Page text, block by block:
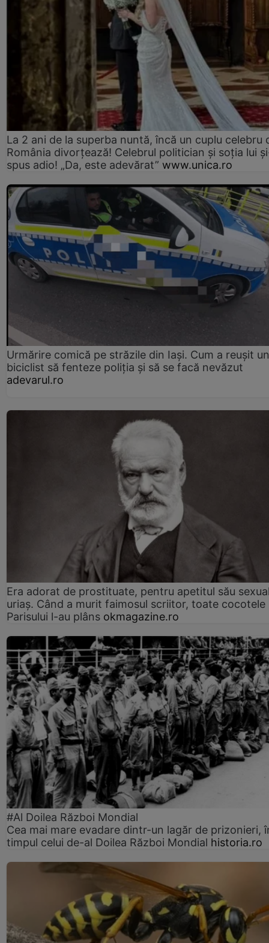
La 2 ani de la superba nuntă, încă un cuplu celebru
România divorțează! Celebrul politician și soția lui
spus adio! „Da, este adevărat” www.unica.ro
Urmărire comică pe străzile din Iași. Cum a reușit un
biciclist să fenteze poliția și să se facă nevăzut
adevarul.ro
Era adorat de prostituate, pentru apetitul său
uriaș. Când a murit faimosul scriitor, toate cocotele
Parisului l-au plâns okmagazine.ro
#Al Doilea Război Mondial
Cea mai mare evadare dintr-un lagăr de prizonieri,
timpul celui de-al Doilea Război Mondial historia.ro